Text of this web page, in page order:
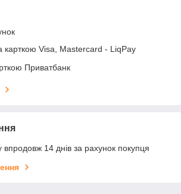
карткою Visa, Mastercard - LiqPay
Приватбанк
14 днів за рахунок покупця